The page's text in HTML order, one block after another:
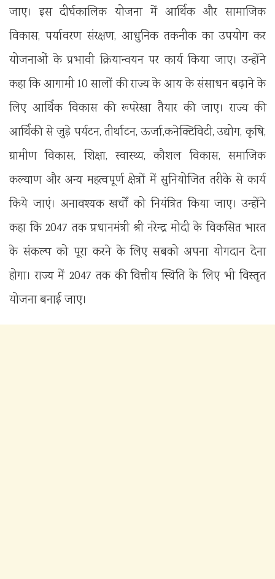
जाए। इस दीर्घकालिक योजना में आर्थिक और सामाजिक
विकास, पर्यावरण संरक्षण, आधुनिक तकनीक का उपयोग कर
योजनाओं के प्रभावी क्रियान्वयन पर कार्य किया जाए। उन्होंने
कहा कि आगामी 10 सालों की राज्य के आय के संसाधन बढ़ाने के
लिए आर्थिक विकास की रूपरेखा तैयार की जाए। राज्य की
आर्थिकी से जुड़े पर्यटन, तीर्थाटन, ऊर्जा,कनेक्टिविटी, उद्योग, कृषि,
ग्रामीण विकास, शिक्षा, स्वास्थ्य, कौशल विकास, समाजिक
कल्याण और अन्य महत्वपूर्ण क्षेत्रों में सुनियोजित तरीके से कार्य
किये जाएं। अनावश्यक खर्चों को नियंत्रित किया जाए। उन्होंने
कहा कि 2047 तक प्रधानमंत्री श्री नरेन्द्र मोदी के विकसित भारत
के संकल्प को पूरा करने के लिए सबको अपना योगदान देना
होगा। राज्य में 2047 तक की वित्तीय स्थिति के लिए भी विस्तृत
योजना बनाई जाए।